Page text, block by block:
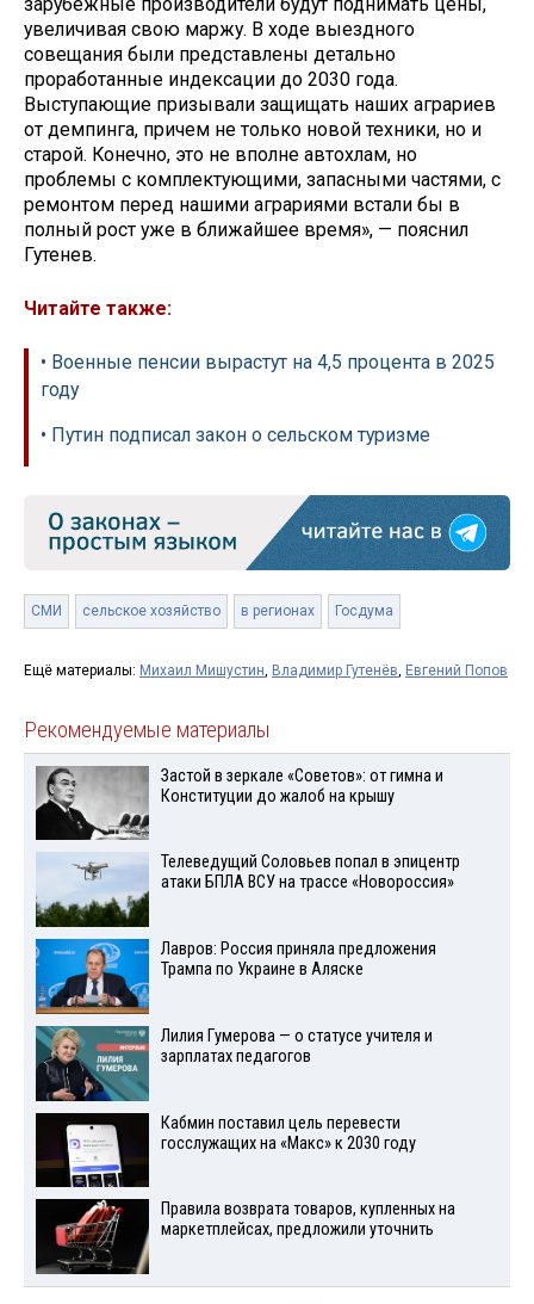
увеличивая свою маржу. В ходе выездного
совещания были представлены детально
проработанные индексации до 2030 года.
Выступающие призывали защищать наших аграриев
от демпинга, причем не только новой техники, но и
старой. Конечно, это не вполне автохлам, но
проблемы с комплектующими, запасными частями, с
ремонтом перед нашими аграриями встали бы в
полный рост уже в ближайшее время», — пояснил
Гутенев.
Читайте также:
• Военные пенсии вырастут на 4,5 процента в 2025
году
• Путин подписал закон о сельском туризме
СМИ сельское хозяйство в регионах Госдума
Ещё материалы: Михаил Мишустин Владимир Гутенёв Евгений Попов
Рекомендуемые материалы
Застой в зеркале «Советов»: от гимна и
Конституции до жалоб на крышу
Телеведущий Соловьев попал в эпицентр
атаки БПЛА ВСУ на трассе «Новороссия»
Лавров: Россия приняла предложения
Трампа по Украине в Аляске
Лилия Гумерова — о статусе учителя и
зарплатах педагогов
Кабмин поставил цель перевести
госслужащих на «Макс» к 2030 году
Правила возврата товаров, купленных на
маркетплейсах, предложили уточнить